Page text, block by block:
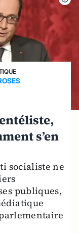
s’en
socialiste ne
publiques,